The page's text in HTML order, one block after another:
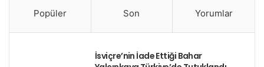
Popüler Son Yorumlar
İsviçre’nin İade Ettiği Bahar